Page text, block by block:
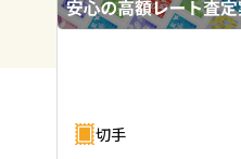
切手